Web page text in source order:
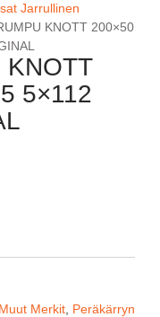
Jarrullinen
KNOTT 200×50
KNOTT
5×112
Muut Merkit Peräkärryn